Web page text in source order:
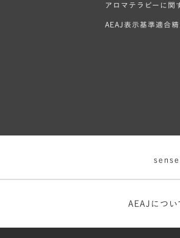
アロマテラピーに関
AEAJ表示基準適合
AEAJについ